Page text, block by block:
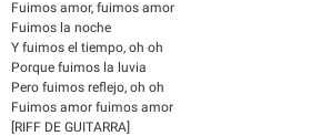
Fuimos amor, fuimos amor
Fuimos la noche
Y fuimos el tiempo, oh oh
Porque fuimos la luvia
Pero fuimos reflejo, oh oh
Fuimos amor fuimos amor
[RIFF DE GUITARRA]